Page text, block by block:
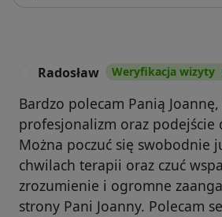
Radosław Weryfikacja wizyty
Bardzo polecam Panią Joannę,
profesjonalizm oraz podejście
Można poczuć się swobodnie
chwilach terapii oraz czuć
zrozumienie i ogromne
strony Pani Joanny. Polecam